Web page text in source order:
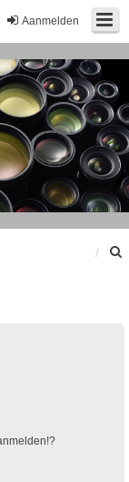
Aanmelden